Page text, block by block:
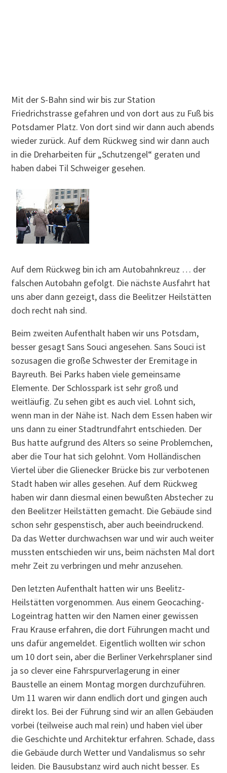
Mit der S-Bahn sind wir bis zur Station
Friedrichstrasse gefahren und von dort aus zu Fuß bis
Potsdamer Platz. Von dort sind wir dann auch abends
wieder zurück. Auf dem Rückweg sind wir dann auch
in die Dreharbeiten für „Schutzengel“ geraten und
haben dabei Til Schweiger gesehen.
Auf dem Rückweg bin ich am Autobahnkreuz … der
falschen Autobahn gefolgt. Die nächste Ausfahrt hat
uns aber dann gezeigt, dass die Beelitzer Heilstätten
doch recht nah sind.
Beim zweiten Aufenthalt haben wir uns Potsdam,
besser gesagt Sans Souci angesehen. Sans Souci ist
sozusagen die große Schwester der Eremitage in
Bayreuth. Bei Parks haben viele gemeinsame
Elemente. Der Schlosspark ist sehr groß und
weitläufig. Zu sehen gibt es auch viel. Lohnt sich,
wenn man in der Nähe ist. Nach dem Essen haben wir
uns dann zu einer Stadtrundfahrt entschieden. Der
Bus hatte aufgrund des Alters so seine Problemchen,
aber die Tour hat sich gelohnt. Vom Holländischen
Viertel über die Glienecker Brücke bis zur verbotenen
Stadt haben wir alles gesehen. Auf dem Rückweg
haben wir dann diesmal einen bewußten Abstecher zu
den Beelitzer Heilstätten gemacht. Die Gebäude sind
schon sehr gespenstisch, aber auch beeindruckend.
Da das Wetter durchwachsen war und wir auch weiter
mussten entschieden wir uns, beim nächsten Mal dort
mehr Zeit zu verbringen und mehr anzusehen.
Den letzten Aufenthalt hatten wir uns Beelitz-
Heilstätten vorgenommen. Aus einem Geocaching-
Logeintrag hatten wir den Namen einer gewissen
Frau Krause erfahren, die dort Führungen macht und
uns dafür angemeldet. Eigentlich wollten wir schon
um 10 dort sein, aber die Berliner Verkehrsplaner sind
ja so clever eine Fahrspurverlagerung in einer
Baustelle an einem Montag morgen durchzuführen.
Um 11 waren wir dann endlich dort und gingen auch
direkt los. Bei der Führung sind wir an allen Gebäuden
vorbei (teilweise auch mal rein) und haben viel über
die Geschichte und Architektur erfahren. Schade, dass
die Gebäude durch Wetter und Vandalismus so sehr
leiden. Die Bausubstanz wird auch nicht besser. Es